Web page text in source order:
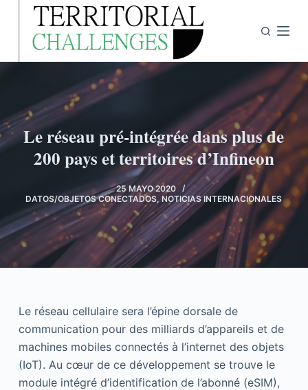
a
l
e
n
i
Le réseau pré-intégrée dans plus de
200 pays et territoires d’Infineon
25 MAYO 2020
DATOS/OBJETOS CONECTADOS,NOTICIAS INTERNACIONALES
Le réseau cellulaire sera l’épine dorsale de
communication pour des milliards d’appareils et de
machines mobiles connectés à l’internet des objets
(IoT). Au cœur de ce développement se trouve le
module intégré d’identification de l’abonné (eSIM),